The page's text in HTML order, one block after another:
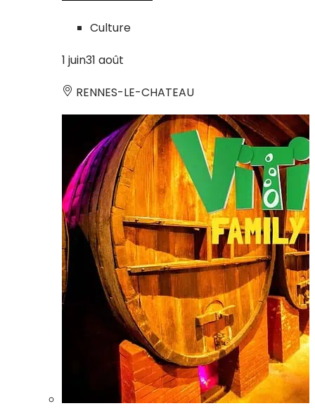
Culture
1 juin31 août
RENNES-LE-CHATEAU